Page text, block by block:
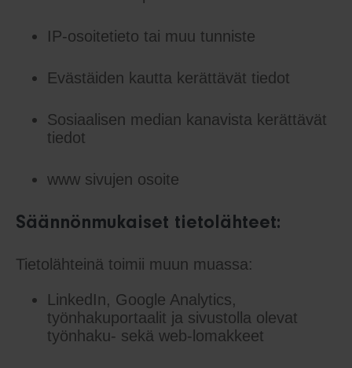
IP-osoitetieto tai muu tunniste
Evästäiden kautta kerättävät tiedot
Sosiaalisen median kanavista kerättävät
tiedot
www sivujen osoite
Säännönmukaiset tietolähteet:
Tietolähteinä toimii muun muassa:
LinkedIn, Google Analytics,
työnhakuportaalit ja sivustolla olevat
työnhaku- sekä web-lomakkeet